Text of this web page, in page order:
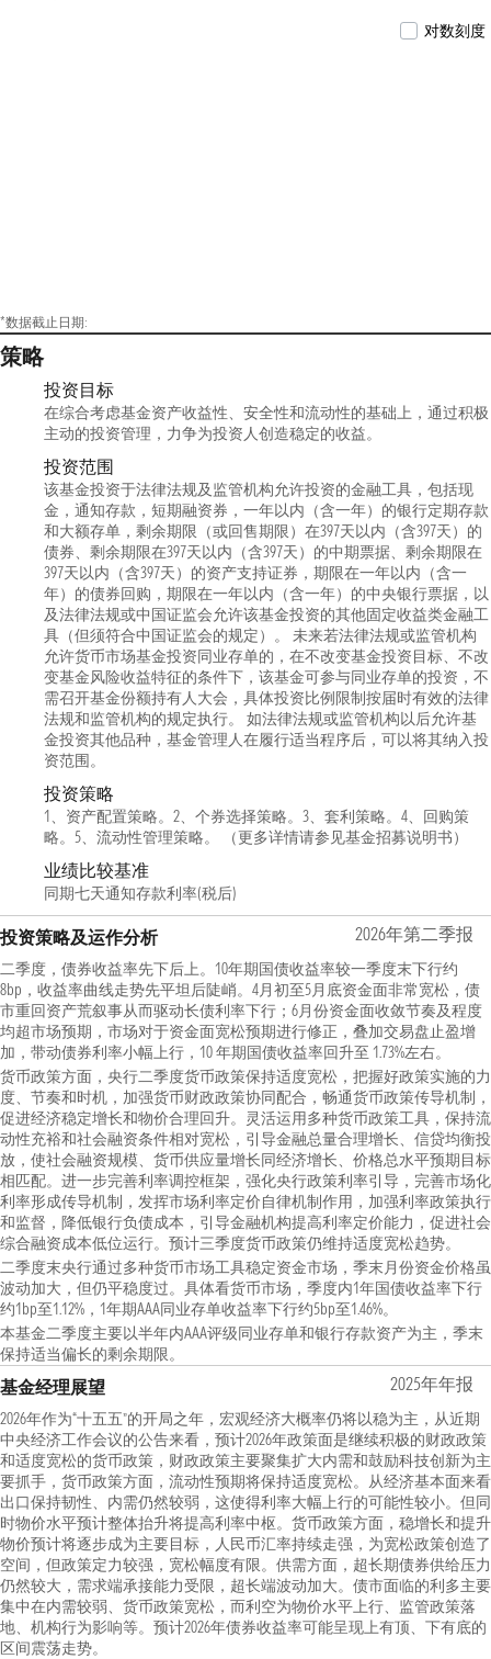
对数刻度
*数据截止日期:
策略
投资目标
在综合考虑基金资产收益性、安全性和流动性的基础上，通过积极
主动的投资管理，力争为投资人创造稳定的收益。
投资范围
该基金投资于法律法规及监管机构允许投资的金融工具，包括现
金，通知存款，短期融资券，一年以内（含一年）的银行定期存款
和大额存单，剩余期限（或回售期限）在397天以内（含397天）的
债券、剩余期限在397天以内（含397天）的中期票据、剩余期限在
397天以内（含397天）的资产支持证券，期限在一年以内（含一
年）的债券回购，期限在一年以内（含一年）的中央银行票据，以
及法律法规或中国证监会允许该基金投资的其他固定收益类金融工
具（但须符合中国证监会的规定）。 未来若法律法规或监管机构
允许货币市场基金投资同业存单的，在不改变基金投资目标、不改
变基金风险收益特征的条件下，该基金可参与同业存单的投资，不
需召开基金份额持有人大会，具体投资比例限制按届时有效的法律
法规和监管机构的规定执行。 如法律法规或监管机构以后允许基
金投资其他品种，基金管理人在履行适当程序后，可以将其纳入投
资范围。
投资策略
1、资产配置策略。2、个券选择策略。3、套利策略。4、回购策
略。5、流动性管理策略。 （更多详情请参见基金招募说明书）
业绩比较基准
同期七天通知存款利率(税后)
投资策略及运作分析 2026年第二季报
二季度，债券收益率先下后上。10年期国债收益率较一季度末下行约
8bp，收益率曲线走势先平坦后陡峭。4月初至5月底资金面非常宽松，债
市重回资产荒叙事从而驱动长债利率下行；6月份资金面收敛节奏及程度
均超市场预期，市场对于资金面宽松预期进行修正，叠加交易盘止盈增
加，带动债券利率小幅上行，10 年期国债收益率回升至 1.73%左右。
货币政策方面，央行二季度货币政策保持适度宽松，把握好政策实施的力
度、节奏和时机，加强货币财政政策协同配合，畅通货币政策传导机制，
促进经济稳定增长和物价合理回升。灵活运用多种货币政策工具，保持流
动性充裕和社会融资条件相对宽松，引导金融总量合理增长、信贷均衡投
放，使社会融资规模、货币供应量增长同经济增长、价格总水平预期目标
相匹配。进一步完善利率调控框架，强化央行政策利率引导，完善市场化
利率形成传导机制，发挥市场利率定价自律机制作用，加强利率政策执行
和监督，降低银行负债成本，引导金融机构提高利率定价能力，促进社会
综合融资成本低位运行。预计三季度货币政策仍维持适度宽松趋势。
二季度末央行通过多种货币市场工具稳定资金市场，季末月份资金价格虽
波动加大，但仍平稳度过。具体看货币市场，季度内1年国债收益率下行
约1bp至1.12%，1年期AAA同业存单收益率下行约5bp至1.46%。
本基金二季度主要以半年内AAA评级同业存单和银行存款资产为主，季末
保持适当偏长的剩余期限。
基金经理展望 2025年年报
2026年作为“十五五”的开局之年，宏观经济大概率仍将以稳为主，从近期
中央经济工作会议的公告来看，预计2026年政策面是继续积极的财政政策
和适度宽松的货币政策，财政政策主要聚集扩大内需和鼓励科技创新为主
要抓手，货币政策方面，流动性预期将保持适度宽松。从经济基本面来看
出口保持韧性、内需仍然较弱，这使得利率大幅上行的可能性较小。但同
时物价水平预计整体抬升将提高利率中枢。货币政策方面，稳增长和提升
物价预计将逐步成为主要目标，人民币汇率持续走强，为宽松政策创造了
空间，但政策定力较强，宽松幅度有限。供需方面，超长期债券供给压力
仍然较大，需求端承接能力受限，超长端波动加大。债市面临的利多主要
集中在内需较弱、货币政策宽松，而利空为物价水平上行、监管政策落
地、机构行为影响等。预计2026年债券收益率可能呈现上有顶、下有底的
区间震荡走势。